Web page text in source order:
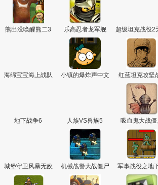
熊出没唤醒熊二3 乐高忍者龙军舰
超级坦克战役2
版
海绵宝宝海上战队
小镇的爆炸声中文
红蓝坦克攻坚
地下战争6 人族VS兽族5 吸血鬼大战僵
城堡守卫风暴无敌
版
机械战警大战僵尸
无敌版
军事战役之地
暴4